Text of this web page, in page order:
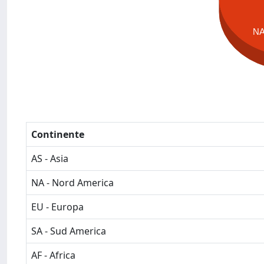
Continente
AS - Asia
NA - Nord America
EU - Europa
SA - Sud America
AF - Africa